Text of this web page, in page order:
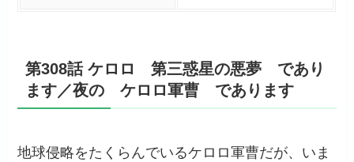
第308話 ケロロ 第三惑星の悪夢 であり
ます／夜の ケロロ軍曹 であります
地球侵略をたくらんでいるケロロ軍曹だが、いま